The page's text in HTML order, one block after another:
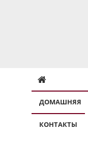
ДОМАШНЯЯ
КОНТАКТЫ